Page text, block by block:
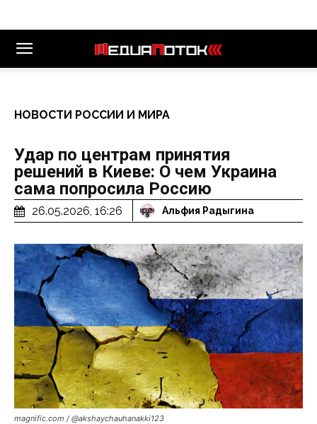
НОВОСТИ РОССИИ И МИРА
Удар по центрам принятия
решений в Киеве: О чем Украина
сама попросила Россию
26.05.2026, 16:26 Альфия Радыгина
magnific.com / @akshaychauhanakki123